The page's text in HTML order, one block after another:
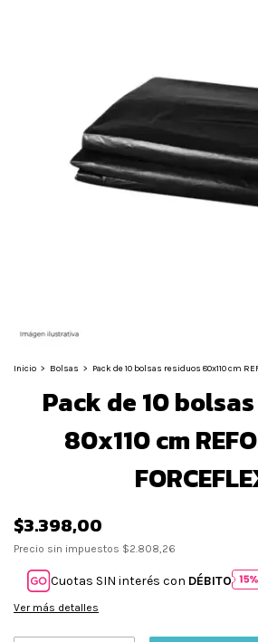
Inicio > Bolsas > Pack de 10 bolsas residuos 80x110 cm
Pack de 10
80x110 cm
$3.398,00
Precio sin impuestos $2.808,26
Cuotas SIN interés con DÉBITO
Ver más detalles